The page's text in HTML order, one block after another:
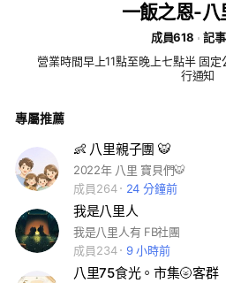
一飯之恩-八
成員618
記
營業時間早上11點至晚上七點半 固
行通知
專屬推薦
👶 八里親子團 🐯
2022年 八里 寶貝們🐯
成員264
24 分鐘前
我是八里人
我是八里人有 FB社團
成員234
9 小時前
八里75食光。市集🌝客群